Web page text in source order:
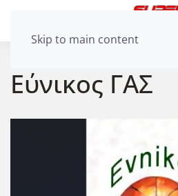
Skip to main content
Εύνικος ΓΑΣ